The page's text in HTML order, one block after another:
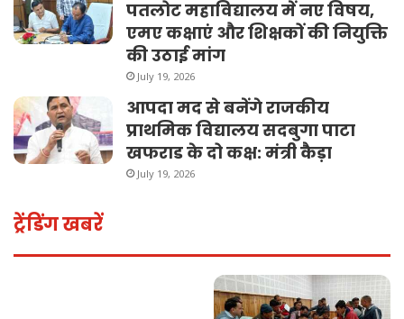
पतलोट महाविद्यालय में नए विषय,
एमए कक्षाएं और शिक्षकों की नियुक्ति
की उठाई मांग
July 19, 2026
आपदा मद से बनेंगे राजकीय
प्राथमिक विद्यालय सदबुगा पाटा
खफराड के दो कक्ष: मंत्री कैड़ा
July 19, 2026
ट्रेंडिंग खबरें